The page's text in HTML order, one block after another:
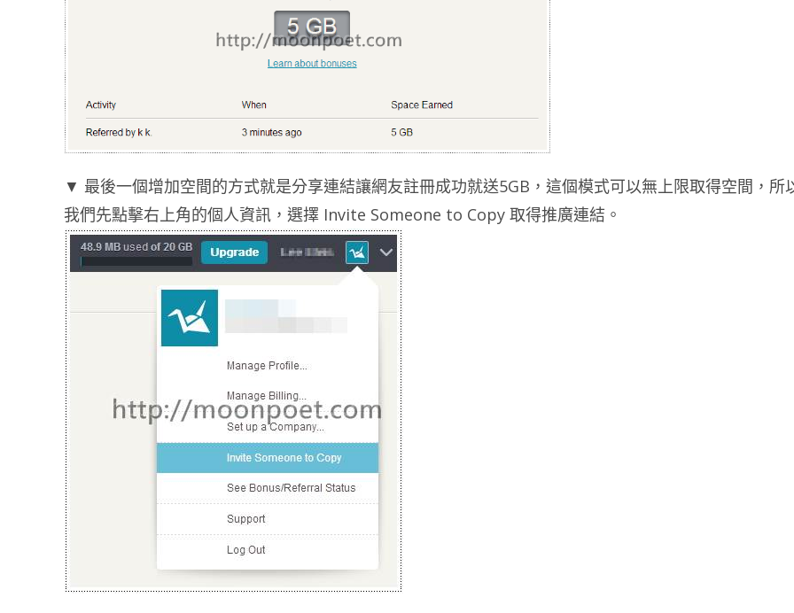
▼ 最後一個增加空間的方式就是分享連結讓網友註冊成功就送5GB，這個模式可以無上限取得空間，所
我們先點擊右上角的個人資訊，選擇 Invite Someone to Copy 取得推廣連結。